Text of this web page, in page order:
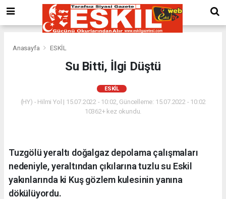
Anasayfa ESKİL
Su Bitti, İlgi Düştü
ESKİL
(HY) - Hilmi Yol | 15.07.2022 - 10:02, Güncelleme: 15.07.2022 - 10:02
10362+ kez okundu.
Tuzgölü yeraltı doğalgaz depolama çalışmaları
nedeniyle, yeraltından çıkılarına tuzlu su Eskil
yakınlarında ki Kuş gözlem kulesinin yanına
dökülüyordu.